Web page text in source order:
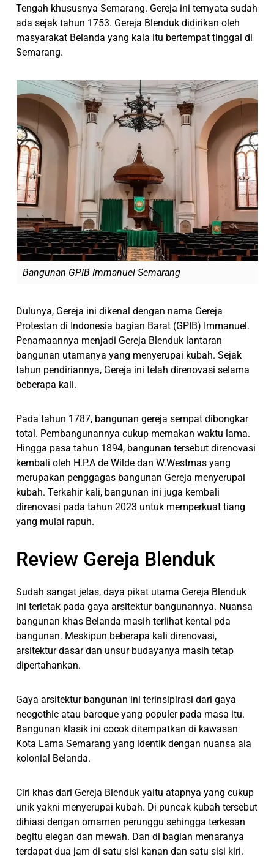
Tengah khususnya Semarang. Gereja ini ternyata sudah
ada sejak tahun 1753. Gereja Blenduk didirikan oleh
masyarakat Belanda yang kala itu bertempat tinggal di
Semarang.
Bangunan GPIB Immanuel Semarang
Dulunya, Gereja ini dikenal dengan nama Gereja
Protestan di Indonesia bagian Barat (GPIB) Immanuel.
Penamaannya menjadi Gereja Blenduk lantaran
bangunan utamanya yang menyerupai kubah. Sejak
tahun pendiriannya, Gereja ini telah direnovasi selama
beberapa kali.
Pada tahun 1787, bangunan gereja sempat dibongkar
total. Pembangunannya cukup memakan waktu lama.
Hingga pasa tahun 1894, bangunan tersebut direnovasi
kembali oleh H.P.A de Wilde dan W.Westmas yang
merupakan penggagas bangunan Gereja menyerupai
kubah. Terkahir kali, bangunan ini juga kembali
direnovasi pada tahun 2023 untuk memperkuat tiang
yang mulai rapuh.
Review Gereja Blenduk
Sudah sangat jelas, daya pikat utama Gereja Blenduk
ini terletak pada gaya arsitektur bangunannya. Nuansa
bangunan khas Belanda masih terlihat kental pda
bangunan. Meskipun beberapa kali direnovasi,
arsitektur dasar dan unsur budayanya masih tetap
dipertahankan.
Gaya arsitektur bangunan ini terinsipirasi dari gaya
neogothic atau baroque yang populer pada masa itu.
Bangunan klasik ini cocok ditempatkan di kawasan
Kota Lama Semarang yang identik dengan nuansa ala
kolonial Belanda.
Ciri khas dari Gereja Blenduk yaitu atapnya yang cukup
unik yakni menyerupai kubah. Di puncak kubah tersebut
dihiasi dengan ornamen perunggu sehingga terkesan
begitu elegan dan mewah. Dan di bagian menaranya
terdapat dua jam di satu sisi kanan dan satu sisi kiri.